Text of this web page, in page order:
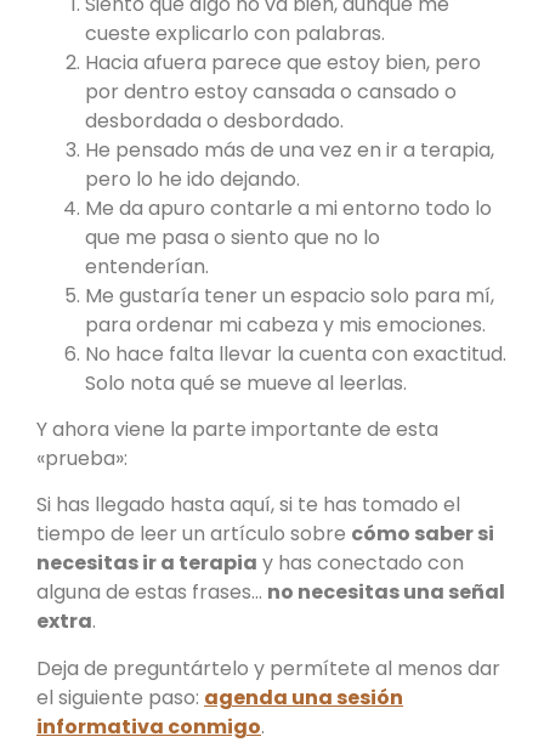
cueste explicarlo con palabras.
Hacia afuera parece que estoy bien, pero
por dentro estoy cansada o cansado o
desbordada o desbordado.
He pensado más de una vez en ir a terapia,
pero lo he ido dejando.
Me da apuro contarle a mi entorno todo lo
que me pasa o siento que no lo
entenderían.
Me gustaría tener un espacio solo para mí,
para ordenar mi cabeza y mis emociones.
No hace falta llevar la cuenta con exactitud.
Solo nota qué se mueve al leerlas.
Y ahora viene la parte importante de esta
«prueba»:
Si has llegado hasta aquí, si te has tomado el
tiempo de leer un artículo sobre cómo saber si
necesitas ir a terapia y has conectado con
alguna de estas frases… no necesitas una señal
extra.
Deja de preguntártelo y permítete al menos dar
el siguiente paso: agenda una sesión
informativa conmigo.